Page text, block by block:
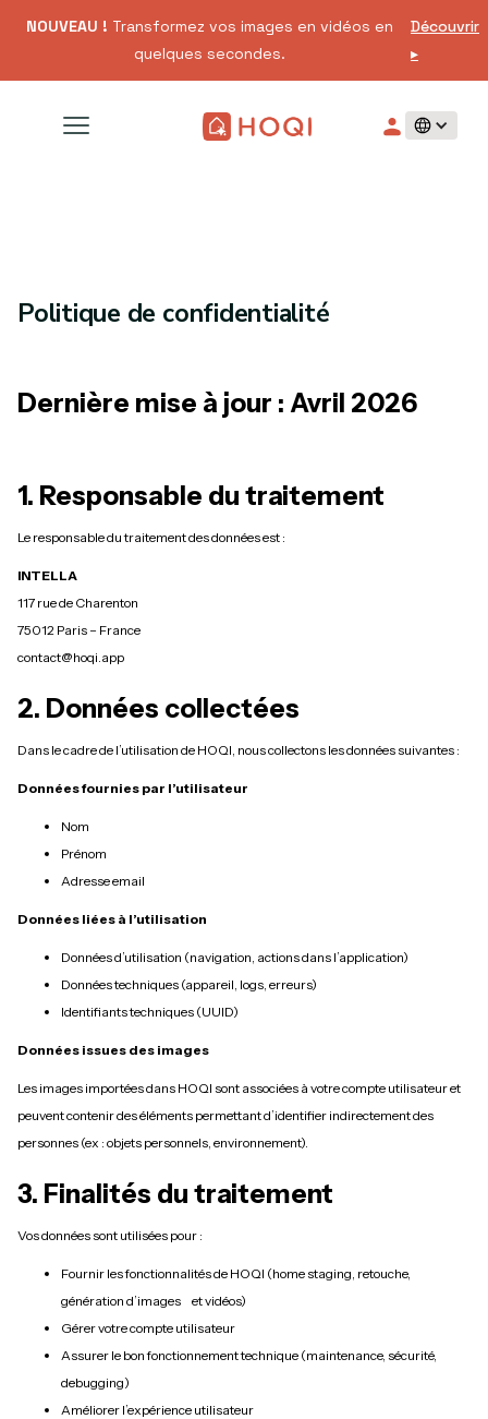
NOUVEAU ! Transformez vos images en vidéos en
quelques secondes.
Découvrir
▸
Politique de confidentialité
Dernière mise à jour : Avril 2026
1. Responsable du traitement
Le responsable du traitement des données est :
INTELLA
117 rue de Charenton
75012 Paris – France
contact@hoqi.app
2. Données collectées
Dans le cadre de l’utilisation de HOQI, nous collectons les données suivantes :
Données fournies par l’utilisateur
Nom
Prénom
Adresse email
Données liées à l’utilisation
Données d’utilisation (navigation, actions dans l’application)
Données techniques (appareil, logs, erreurs)
Identifiants techniques (UUID)
Données issues des images
Les images importées dans HOQI sont associées à votre compte utilisateur et
peuvent contenir des éléments permettant d’identifier indirectement des
personnes (ex : objets personnels, environnement).
3. Finalités du traitement
Vos données sont utilisées pour :
Fournir les fonctionnalités de HOQI (home staging, retouche,
génération d’images et vidéos)
Gérer votre compte utilisateur
Assurer le bon fonctionnement technique (maintenance, sécurité,
debugging)
Améliorer l’expérience utilisateur